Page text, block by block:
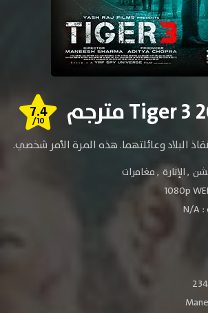
7.4
/10
البلاد وعائلتهما. هذه المرة الأمر شخصي.
,الإثارة ,مغامرات
1080p
:
N/A